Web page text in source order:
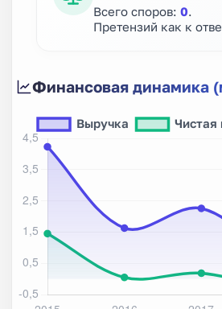
Всего споров: 0
Претензий как к
Финансовая динамика